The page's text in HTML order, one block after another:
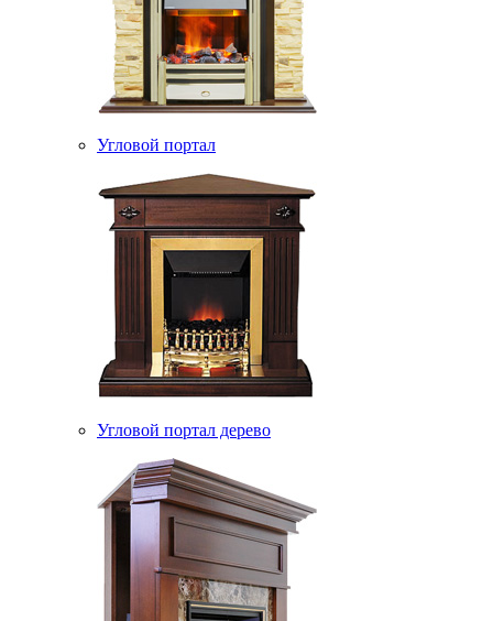
Угловой портал
Угловой портал дерево